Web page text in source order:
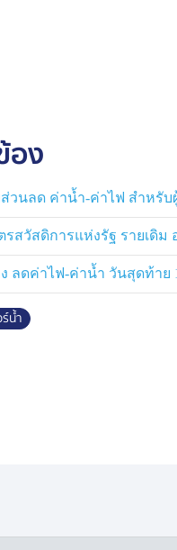
องรับผิดชอบค่าใช้จ่ายกว่
ให้จ่าย 4 หมื่นกว่าบาท ผม
อยากฝากให้การประปาช่
เดียวกัน นายพิชัย บัณฑิต
อมทีมช่างประปาฯได้รีบลง
สงสัยว่าอาจมีการรั่วไหล
ช่างเข้าตรวจสอบอย่างละ
อง
วนลด ค่าน้ำ-ค่าไฟ สำหรับ
สวัสดิการแห่งรัฐ รายเดิ
ลดค่าไฟ-ค่าน้ำ วันสุดท้าย
น้ำ